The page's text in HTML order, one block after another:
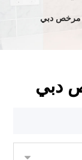
مرخص دبي
دبي